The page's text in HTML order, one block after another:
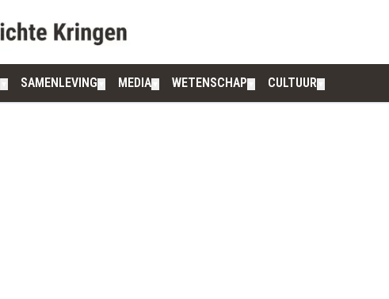
SAMENLEVING MEDIA WETENSCHAP CULTUUR